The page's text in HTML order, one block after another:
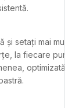
setați mai multe
la fiecare punct
optimizată